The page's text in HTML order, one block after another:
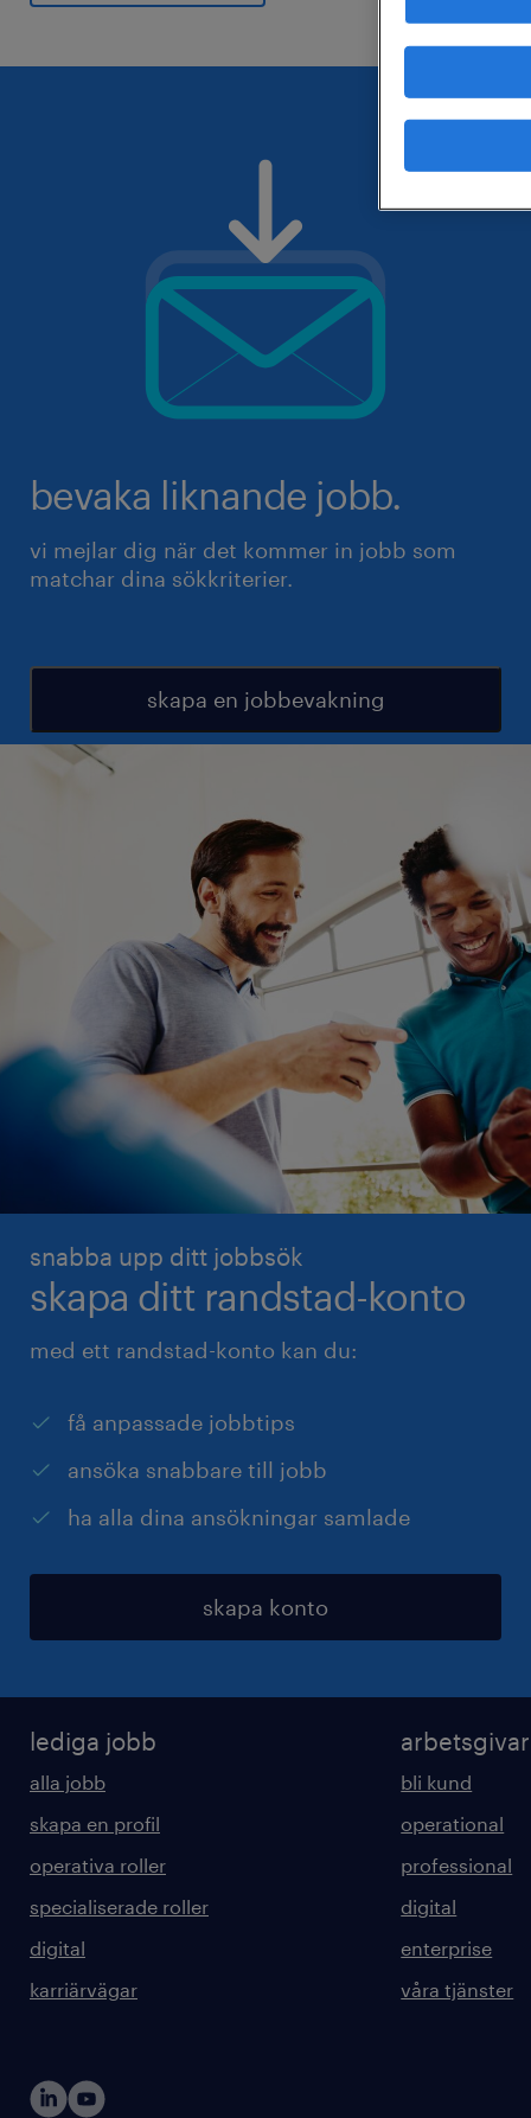
bevaka liknande jobb.
vi mejlar dig när det kommer in jobb som
matchar dina sökkriterier.
skapa en jobbevakning
snabba upp ditt jobbsök
skapa ditt randstad-konto
med ett randstad-konto kan du:
få anpassade jobbtips
ansöka snabbare till jobb
ha alla dina ansökningar samlade
skapa konto
lediga jobb
alla jobb
skapa en profil
operativa roller
specialiserade roller
digital
karriärvägar
bli kund
operational
professional
digital
enterprise
våra tjänster